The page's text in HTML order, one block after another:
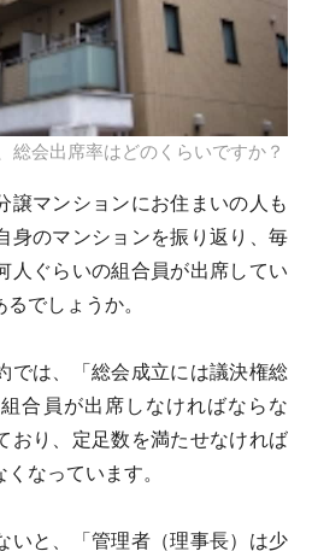
総会出席率はどのくらいですか？
譲マンションにお住まいの人も
身のマンションを振り返り、毎
人ぐらいの組合員が出席してい
でしょうか。
では、「総会成立には議決権総
合員が出席しなければならな
おり、定足数を満たせなければ
なっています。
いと、「管理者（理事長）は少